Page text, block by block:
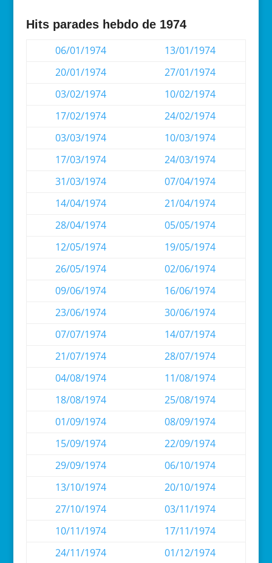
Hits parades hebdo de 1974
06/01/1974
13/01/1974
20/01/1974
27/01/1974
03/02/1974
10/02/1974
17/02/1974
24/02/1974
03/03/1974
10/03/1974
17/03/1974
24/03/1974
31/03/1974
07/04/1974
14/04/1974
21/04/1974
28/04/1974
05/05/1974
12/05/1974
19/05/1974
26/05/1974
02/06/1974
09/06/1974
16/06/1974
23/06/1974
30/06/1974
07/07/1974
14/07/1974
21/07/1974
28/07/1974
04/08/1974
11/08/1974
18/08/1974
25/08/1974
01/09/1974
08/09/1974
15/09/1974
22/09/1974
29/09/1974
06/10/1974
13/10/1974
20/10/1974
27/10/1974
03/11/1974
10/11/1974
17/11/1974
24/11/1974
01/12/1974